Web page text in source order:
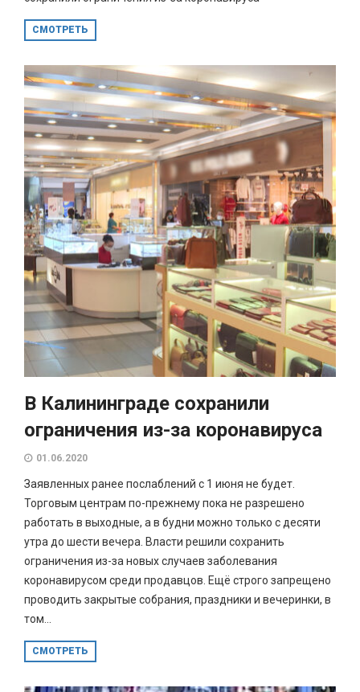
СМОТРЕТЬ
В Калининграде сохранили
ограничения из-за коронавируса
01.06.2020
Заявленных ранее послаблений с 1 июня не будет.
Торговым центрам по-прежнему пока не разрешено
работать в выходные, а в будни можно только с десяти
утра до шести вечера. Власти решили сохранить
ограничения из-за новых случаев заболевания
коронавирусом среди продавцов. Ещё строго запрещено
проводить закрытые собрания, праздники и вечеринки, в
том...
СМОТРЕТЬ